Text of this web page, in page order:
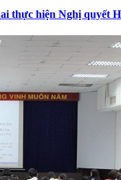
thực hiện Nghị